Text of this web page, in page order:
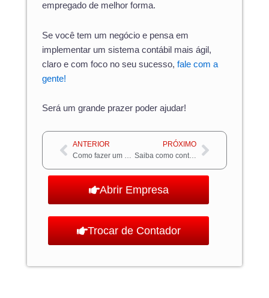
empregado de melhor forma.
Se você tem um negócio e pensa em
implementar um sistema contábil mais ágil,
claro e com foco no seu sucesso, fale com a
gente!
Será um grande prazer poder ajudar!
Anterior
ANTERIOR
PRÓXIMOPróximo
Abrir Empresa
Trocar de Contador